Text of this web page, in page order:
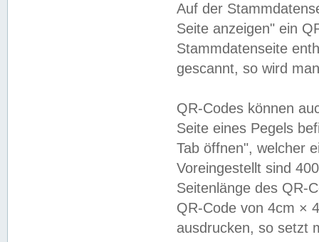
Auf der
Seite anzeigen" ein
Stammdatenseite
gescannt, so wird
QR-Codes können
Seite eines Pegels
Tab öffnen", welcher
Voreingestellt sind
Seitenlänge des QR-
QR-Code von 4cm ×
ausdrucken, so setzt